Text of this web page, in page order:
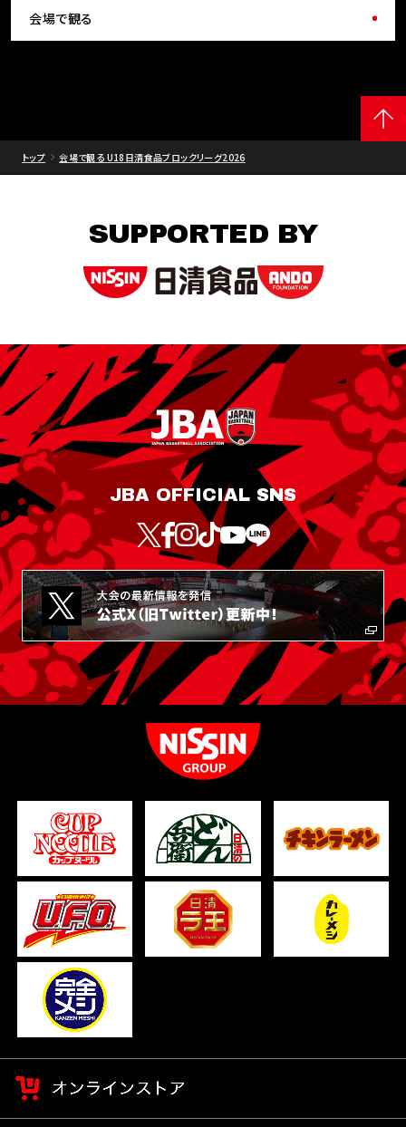
会場で観る
トップ 会場で観る U18日清食品ブロックリーグ2026
SUPPORTED BY
JBA OFFICIAL SNS